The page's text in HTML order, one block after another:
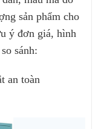
sản phẩm cho
ý đơn giá, hình
sánh:
an toàn